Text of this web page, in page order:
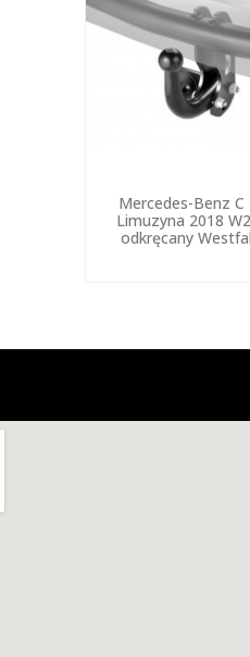
Mercedes-Benz C
Limuzyna 2018
odkręcany